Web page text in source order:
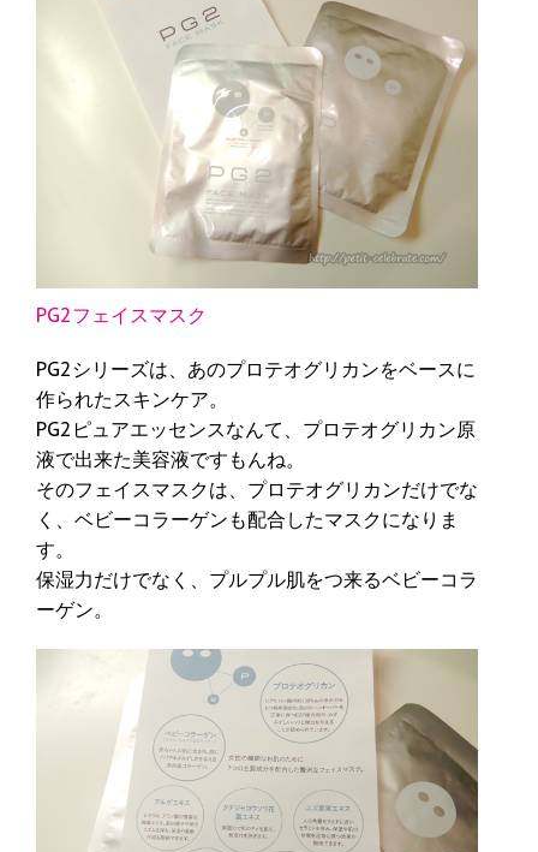
PG2フェイスマスク
PG2シリーズは、あのプロテオグリカンをベースに
作られたスキンケア。
PG2ピュアエッセンスなんて、プロテオグリカン原
液で出来た美容液ですもんね。
そのフェイスマスクは、プロテオグリカンだけでな
く、ベビーコラーゲンも配合したマスクになりま
す。
保湿力だけでなく、プルプル肌をつ来るベビーコラ
ーゲン。